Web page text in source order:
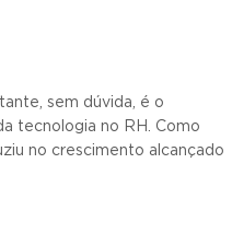
sem dúvida, é o
tecnologia no RH. Como
no crescimento alcançado